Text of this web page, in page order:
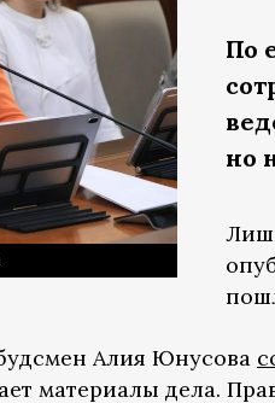
По
но
Алия Юнусова
материалы дела.